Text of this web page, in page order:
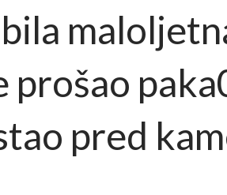
prošao
pred